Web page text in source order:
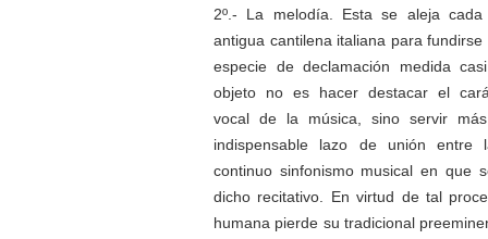
2º.- La melodía. Esta se aleja
antigua cantilena italiana para
especie de declamación medida
objeto no es hacer destacar el
vocal de la música, sino servir
indispensable lazo de unión
continuo sinfonismo musical en que
dicho recitativo. En virtud de tal
humana pierde su tradicional